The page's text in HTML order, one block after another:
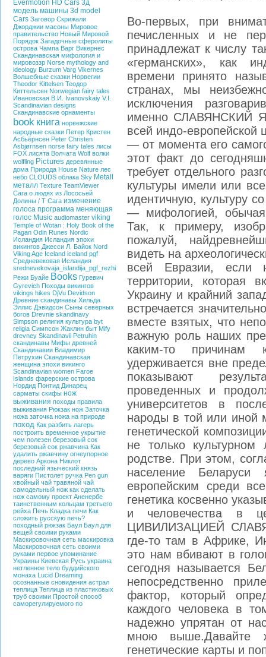
Evermotion HD Cars 3д
модель машины 3d model
Cars Заговор Скрижали
Джорджии масоны Мировое
правительство Новый Мировой
Порядок Загадочные сферолиты
острова Чампа Варг Викернес
Скандинавская мифология и
мировоззр Norse mythology and
ideology Burzum Varg Vikernes
Волшебные сказки Норвегии
Theodor Kittelsen Теодор
Киттельсен Norwegian fairy tales
Ивановская В.И.
Ivanovskaiy V.I.
Scandinavian designs
Скандинавские орнаменты
book книга норвежские
народные сказки Петер Кристен
Асбьёрнсен Peter Christen
Asbjørnsen norse fairy tales лисы
FOX лисята Волчата Wolf волки
wolfling Pictures деревянные
дома Природа House Nature лес
небо CLOUDS облака Sky Metall
металл Texture TeamViewer
Сага о людях из Лососьей
Долины / T Сага изменение
голоса программа меняющая
голос Music audiomaster viking
Temple of Wotan : Holy Book of the
Pagan Odin Runes Nordic
Исландия Исландия эпохи
викингов Джесси Л. Байок Nord
Viking Age Iceland iceland pgf
Средневековая Исландия
srednevekovaja_islandija_pgf_rezhi
Режи Буайе Books Гуревич
Gyrevich Походы викингов
vikings hikes DjVu Devidson
Древние скандинавы Хильда
Эллис Дэвидсон Сыны северных
богов Drevnie skandinavy
Simpson религия культура byt
religia Симпсон Жаклин быт Mify
drevney Skandinavii Petruhin
скандинавы Мифы древней
Скандинавии Владимир
Петрухин Скандинавская
женщина эпохи викинго
Scandinavian women Faroe
Islands фарерские острова
Нордид Понтид Динарец
сарматы скифы нож
выживания походы правила
выживания Рюкзак нож Заточка
ножа заточка ножа на природе
поход Как разбить лагерь
построить временное укрытие
чем полезен березовый сок
березовый сок ржавчина Как
удалить ржавчину огнеупорное
дерево Аркона Никлот
последний языческий князь
варяги Пистолет ручка Pen gun
хвойный чай травяной чай
самодельный нож как сделать
нож самому проект Аненербе
таинственным кольцам третьего
рейха Печь Кладка печи Как
сложить русскую печь?
походный рюкзак Баул Баул для
вещей своими руками
Маскировочная сеть маскировка
Маскировочная сеть своими
руками первое упоминание
Украины Киевская Русь украина
нетленное тело буддийского
монаха Lucid Dreaming
осознанные сновидения астрал
теплица Теплица из пластиковых
труб своими Простой способ
саморегулируемого по
Во-первых, при
печисленных и не
принадлежат к числу
«германских», как
времени принято
странах, мы
исключения
именно СЛАВЯНСКИЙ
всей индо-европейской
— от момента его
этот факт до
требует отдельного
культуры имели или
идентичную, культуру
— мифологией,
Так, к примеру,
пожалуй,
видеть на
всей Евразии, если
территории, которая
Украину и крайний
встречается
вместе взятых, что
важную роль наших
каким-то
удерживается вне
показывают
проведенных и
университетов в
народы в той или иной
генетической
не только
родстве. При этом,
население
европейским среди
генетика косвенно
и человечества в
ЦИВИЛИЗАЦИЕЙ
где-то там в Африке,
это нам вбивают в
сегодня называется
непосредственно
фактор, который
каждого человека в
надежно упрятан от
мною выше.Давайте
генетические карты и